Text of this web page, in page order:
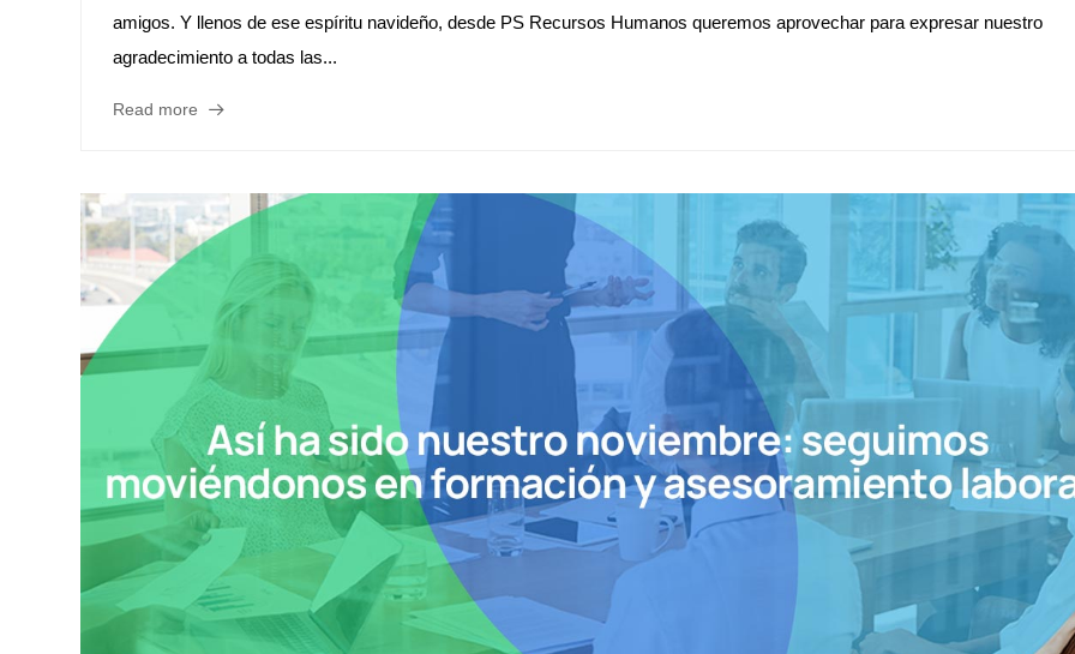
amigos. Y llenos de ese espíritu navideño, desde PS Recursos Humanos queremos aprovechar para expresar nuestro
agradecimiento a todas las...
Read more